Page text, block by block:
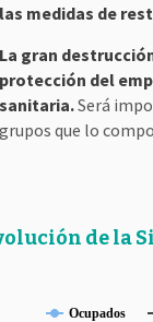
las medidas de
La gran
protección del
sanitaria.Será
grupos que lo
de la
Ocupados